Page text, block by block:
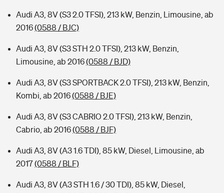
Audi A3, 8V (S3 2.0 TFSI), 213 kW, Benzin, Limousine, ab
2016(0588 / BJC)
Audi A3, 8V (S3 STH 2.0 TFSI), 213 kW, Benzin,
Limousine, ab 2016(0588 / BJD)
Audi A3, 8V (S3 SPORTBACK 2.0 TFSI), 213 kW, Benzin,
Kombi, ab 2016(0588 / BJE)
Audi A3, 8V (S3 CABRIO 2.0 TFSI), 213 kW, Benzin,
Cabrio, ab 2016(0588 / BJF)
Audi A3, 8V (A3 1.6 TDI), 85 kW, Diesel, Limousine, ab
2017(0588 / BLF)
Audi A3, 8V (A3 STH 1.6 / 30 TDI), 85 kW, Diesel,